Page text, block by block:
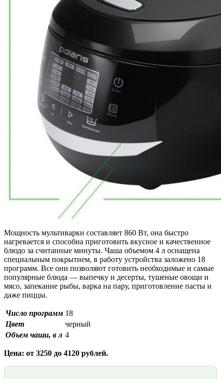
Мощность мультиварки составляет 860 Вт, она быстро
нагревается и способна приготовить вкусное и качественное
блюдо за считанные минуты. Чаша объемом 4 л оснащена
специальным покрытием, в работу устройства заложено 18
программ. Все они позволяют готовить необходимые и самые
популярные блюда — выпечку и десерты, тушеные овощи и
мясо, запекание рыбы, варка на пару, приготовление пасты и
даже пиццы.
Число программ 18
Цвет
черный
Объем чаши, в л 4
Цена: от 3250 до 4120 рублей.